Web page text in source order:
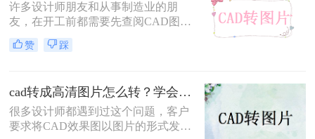
许多设计师朋友和从事制造业的朋
友，在开工前都需要先查阅CAD图纸
来进行参考。但如果文件是DWG或
DXF格式，就需要用专门的软件进行
场作业时想要查看CAD文件，方法非
常简单！
赞 踩
cad转成高清图片怎么转？学会这个方法，5秒搞定！
很多设计师都遇到过这个问题，客户
要求将CAD效果图以图片的形式发